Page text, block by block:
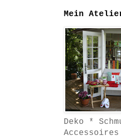
Mein
Deko *
Accessoires